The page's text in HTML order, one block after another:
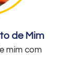
de Mim
mim com